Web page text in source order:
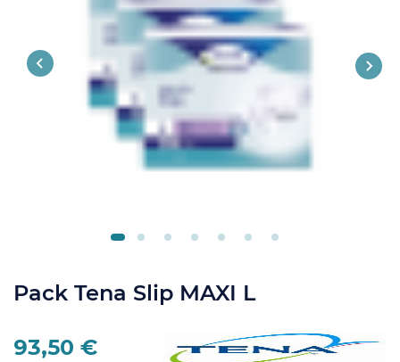
Pack Tena Slip MAXI L
93,50 €